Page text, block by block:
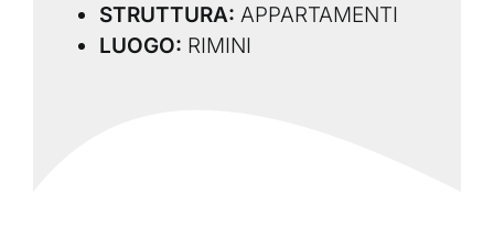
STRUTTURA: APPARTAMENTI
LUOGO: RIMINI